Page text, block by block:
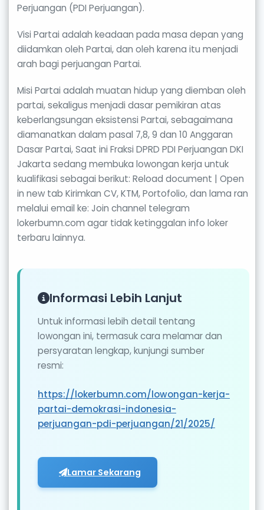
Perjuangan (PDI Perjuangan).
Visi Partai adalah keadaan pada masa depan yang
diidamkan oleh Partai, dan oleh karena itu menjadi
arah bagi perjuangan Partai.
Misi Partai adalah muatan hidup yang diemban oleh
partai, sekaligus menjadi dasar pemikiran atas
keberlangsungan eksistensi Partai, sebagaimana
diamanatkan dalam pasal 7,8, 9 dan 10 Anggaran
Dasar Partai, Saat ini Fraksi DPRD PDI Perjuangan DKI
Jakarta sedang membuka lowongan kerja untuk
kualifikasi sebagai berikut: Reload document | Open
in new tab Kirimkan CV, KTM, Portofolio, dan lama ran
melalui email ke: Join channel telegram
lokerbumn.com agar tidak ketinggalan info loker
terbaru lainnya.
Informasi Lebih Lanjut
Untuk informasi lebih detail tentang
lowongan ini, termasuk cara melamar dan
persyaratan lengkap, kunjungi sumber
resmi:
https://lokerbumn.com/lowongan-kerja-
partai-demokrasi-indonesia-
perjuangan-pdi-perjuangan/21/2025/
Lamar Sekarang